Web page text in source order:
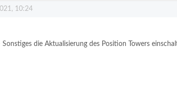
10:24
die Aktualisierung des Position Towers